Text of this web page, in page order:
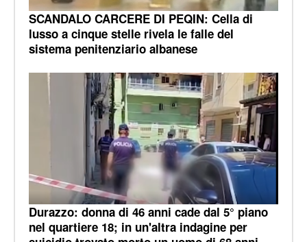
SCANDALO CARCERE DI PEQIN: Cella di
lusso a cinque stelle rivela le falle del
sistema penitenziario albanese
Durazzo: donna di 46 anni cade dal 5° piano
nel quartiere 18; in un'altra indagine per